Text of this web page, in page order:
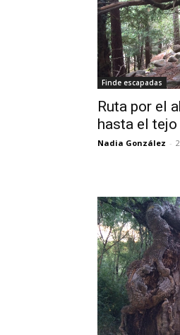
Finde escapadas
Ruta por el
hasta el
Nadia González -